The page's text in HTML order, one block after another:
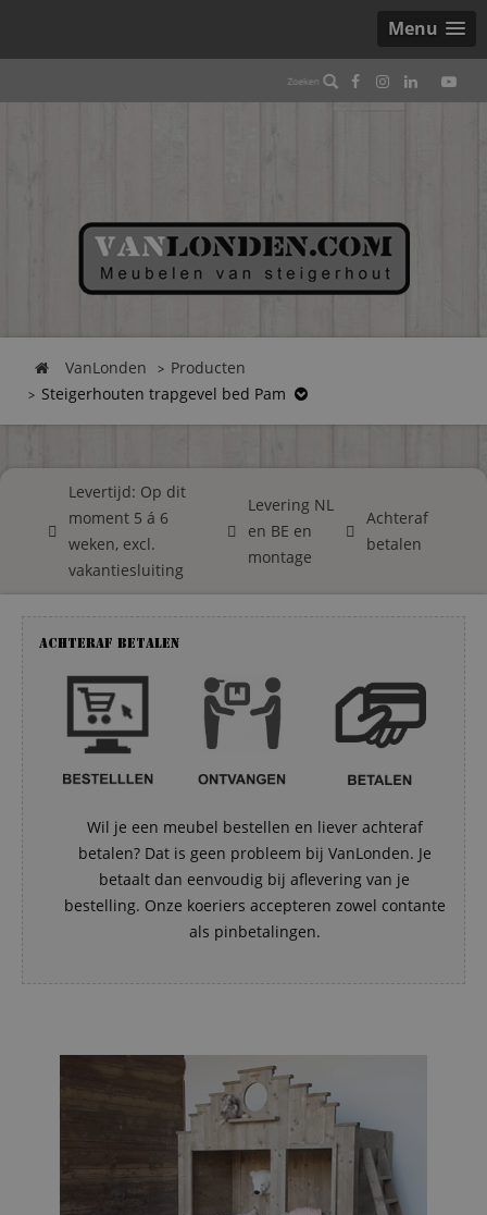
Menu
VanLonden
Producten
Steigerhouten trapgevel bed Pam
Levertijd: Op dit
moment 5 á 6
weken, excl.
vakantiesluiting
Levering NL
en BE en
montage
Achteraf
betalen
Achteraf betalen
Wil je een meubel bestellen en liever achteraf
betalen? Dat is geen probleem bij VanLonden. Je
betaalt dan eenvoudig bij aflevering van je
bestelling. Onze koeriers accepteren zowel contante
als pinbetalingen.